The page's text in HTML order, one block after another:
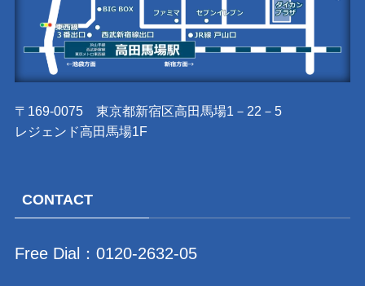
〒169-0075 東京都新宿区高田馬場1－22－5
レジェンド高田馬場1F
CONTACT
Free Dial： 0120-2632-05